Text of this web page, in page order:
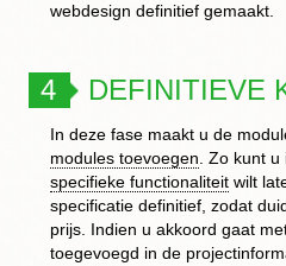
webdesign definitief gemaakt.
4 DEFINITIEVE
In deze fase maakt u de
modules toevoegen . Zo kunt
specifieke functionaliteitwilt
specificatie definitief, zodat
prijs. Indien u akkoord gaat
toegevoegd in de